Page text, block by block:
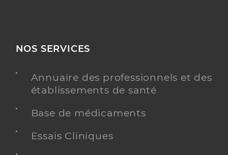
NOS SERVICES
Annuaire des professionnels et des
établissements de santé
Base de médicaments
Essais Cliniques